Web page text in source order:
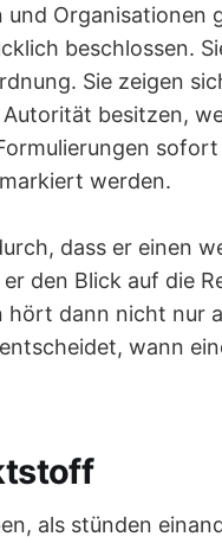
Organisationen
beschlossen.
Sie zeigen
besitzen,
werden.
dass er einen
den Blick auf die
dann nicht nur
wann
als stünden